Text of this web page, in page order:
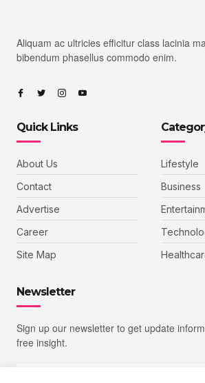
Aliquam ac ultricies efficitur class lacinia
bibendum phasellus commodo enim.
Quick Links
About Us
Contact
Advertise
Career
Site Map
Lifestyle
Business
Newsletter
Sign up our newsletter to get update
free insight.